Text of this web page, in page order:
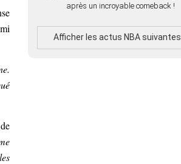
après un incroyable comeback !
Afficher les actus NBA suivantes